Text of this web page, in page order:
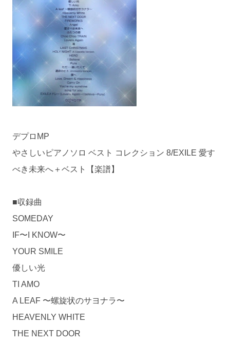
デプロMP
やさしいピアノソロ ベスト コレクション 8/EXILE 愛す
べき未来へ＋ベスト【楽譜】
■収録曲
SOMEDAY
IF〜I KNOW〜
YOUR SMILE
優しい光
TI AMO
A LEAF 〜螺旋状のサヨナラ〜
HEAVENLY WHITE
THE NEXT DOOR